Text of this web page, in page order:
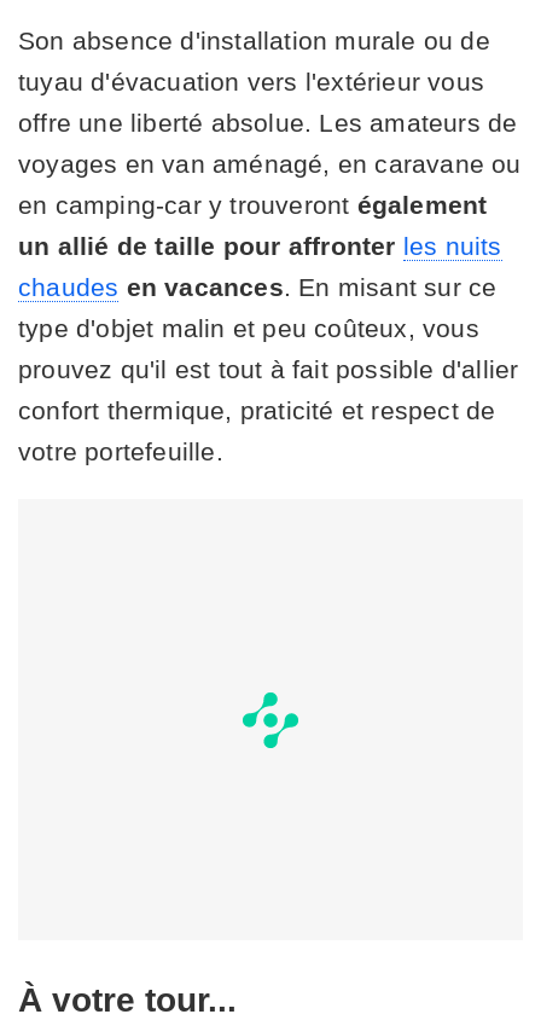
Son absence d'installation murale ou de
tuyau d'évacuation vers l'extérieur vous
offre une liberté absolue. Les amateurs de
voyages en van aménagé, en caravane ou
en camping-car y trouveront également
un allié de taille pour affronter les nuits
chaudes en vacances . En misant sur ce
type d'objet malin et peu coûteux, vous
prouvez qu'il est tout à fait possible d'allier
confort thermique, praticité et respect de
votre portefeuille.
À votre tour...